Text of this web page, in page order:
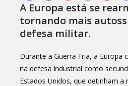
A Europa está se
tornando mais
defesa militar.
Durante a Guerra Fria, a Europa
na defesa industrial como
Estados Unidos, que detinham a